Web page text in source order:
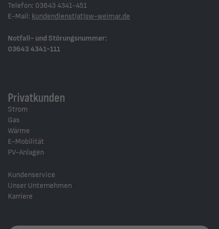
Telefon: 03643 4341-451
E-Mail: kundendienst(at)sw-weimar.de
Notfall- und Störungsnummer:
03643 4341-111
Privatkunden
Strom
Gas
Wärme
E-Mobilität
PV-Anlagen
Kundenservice
Unser Unternehmen
Karriere